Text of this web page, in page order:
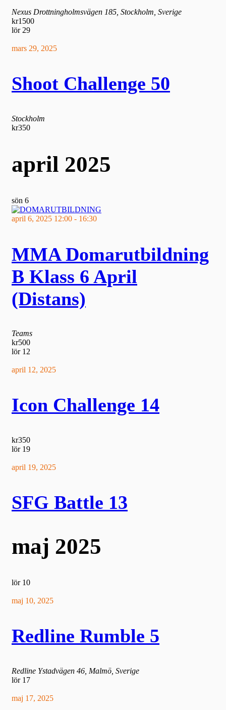
Nexus Drottningholmsvägen 185, Stockholm, Sverige
kr1500
lör 29
mars 29, 2025
Shoot Challenge 50
Stockholm
kr350
april 2025
sön 6
april 6, 2025 12:00 - 16:30
MMA Domarutbildning
B Klass 6 April
(Distans)
Teams
kr500
lör 12
april 12, 2025
Icon Challenge 14
kr350
lör 19
april 19, 2025
SFG Battle 13
maj 2025
lör 10
maj 10, 2025
Redline Rumble 5
Redline Ystadvägen 46, Malmö, Sverige
lör 17
maj 17, 2025